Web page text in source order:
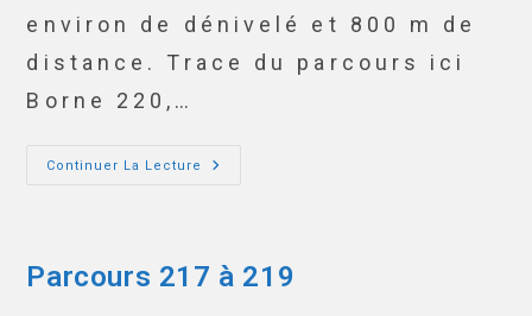
environ de dénivelé et 800 m de
distance. Trace du parcours ici
Borne 220,…
Continuer La Lecture
Parcours 217 à 219